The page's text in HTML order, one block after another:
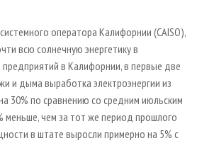
оператора Калифорнии (CAISO),
всю солнечную энергетику в
в Калифорнии, в первые две
и дыма выработка электроэнергии из
30% по сравнению со средним июльским
меньше, чем за тот же период прошлого
в штате выросли примерно на 5% с